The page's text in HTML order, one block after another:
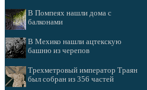
В Помпеях нашли дома с
балконами
В Мехико нашли ацтекскую
башню из черепов
Трехметровый император Траян
был собран из 356 частей